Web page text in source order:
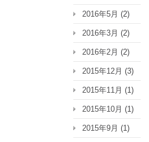
2016年5月 (2)
2016年3月 (2)
2016年2月 (2)
2015年12月 (3)
2015年11月 (1)
2015年10月 (1)
2015年9月 (1)